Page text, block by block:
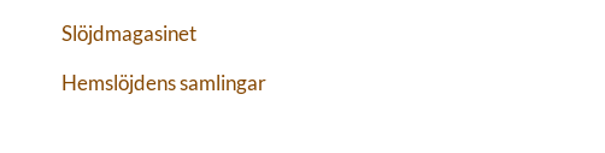
Slöjdmagasinet
Hemslöjdens samlingar